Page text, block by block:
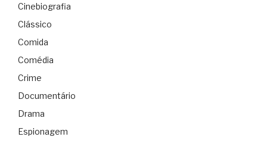
Cinebiografia
Clássico
Comida
Comédia
Crime
Documentário
Drama
Espionagem